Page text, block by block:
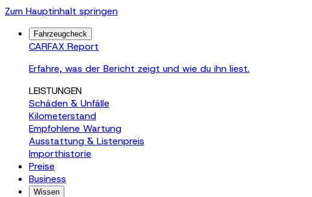
Zum Hauptinhalt springen
Fahrzeugcheck
CARFAX Report
Erfahre, was der Bericht zeigt und wie du ihn liest.
LEISTUNGEN
Schäden & Unfälle
Kilometerstand
Empfohlene Wartung
Ausstattung & Listenpreis
Importhistorie
Preise
Business
Wissen